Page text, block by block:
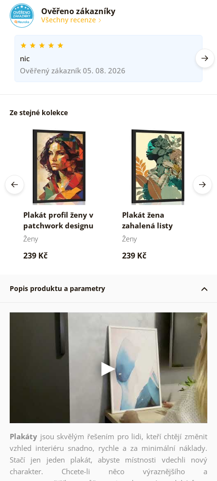
Ověřeno zákazníky
Všechny recenze
nic
Ověřený zákazník 05. 08. 2026
Ze stejné kolekce
Plakát profil ženy v
patchwork designu
Ženy
239 Kč
Plakát žena
zahalená listy
Ženy
239 Kč
Popis produktu a parametry
Plakáty jsou skvělým řešením pro lidi, kteří chtějí změnit
vzhled interiéru snadno, rychle a za minimální náklady.
Stačí jen jeden plakát, abyste místnosti vdechli nový
charakter. Chcete-li něco výraznějšího a